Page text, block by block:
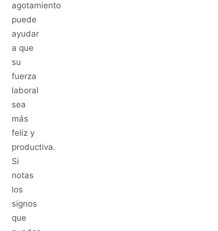
agotamiento
puede
ayudar
a que
su
fuerza
laboral
sea
más
feliz y
productiva.
Si
notas
los
signos
que